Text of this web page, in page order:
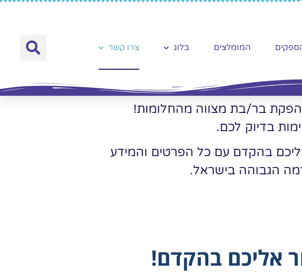
המומלצים בלוג צרו קשר
בר/בת מצווה מהחלומות!
בדיוק לכם.
בהקדם עם כל הפרטים והמידע
הגבוהה בישראל.
אליכם בהקדם!